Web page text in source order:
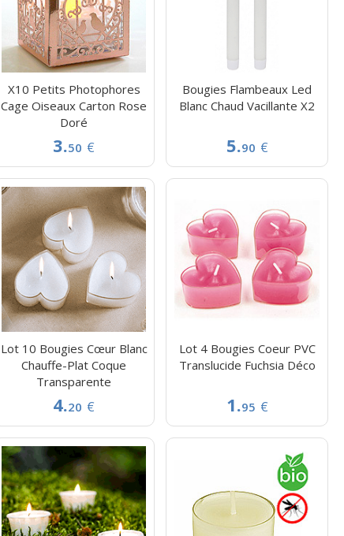
X10 Petits Photophores
Cage Oiseaux Carton Rose
Doré
3.50 €
Bougies Flambeaux Led
Blanc Chaud Vacillante X2
5.90 €
Lot 10 Bougies Cœur Blanc
Chauffe-Plat Coque
Transparente
4.20 €
Lot 4 Bougies Coeur PVC
Translucide Fuchsia Déco
1.95 €